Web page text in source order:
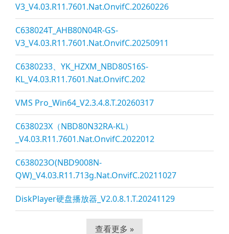
V3_V4.03.R11.7601.Nat.OnvifC.20260226
C638024T_AHB80N04R-GS-
V3_V4.03.R11.7601.Nat.OnvifC.20250911
C6380233、YK_HZXM_NBD80S16S-
KL_V4.03.R11.7601.Nat.OnvifC.202
VMS Pro_Win64_V2.3.4.8.T.20260317
C638023X（NBD80N32RA-KL）
_V4.03.R11.7601.Nat.OnvifC.2022012
C638023O(NBD9008N-
QW)_V4.03.R11.713g.Nat.OnvifC.20211027
DiskPlayer硬盘播放器_V2.0.8.1.T.20241129
查看更多 »